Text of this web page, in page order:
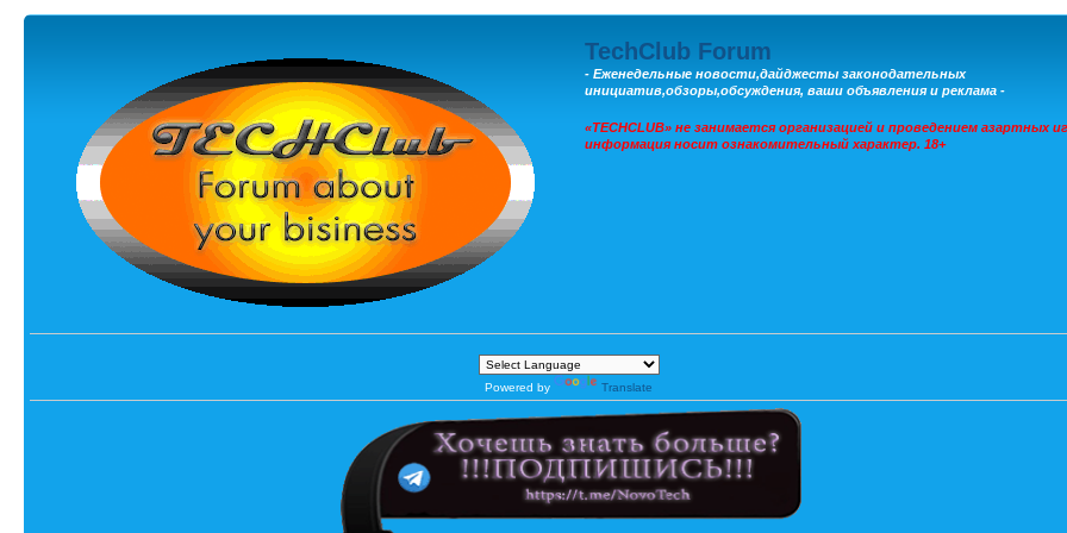
TechClub Forum
- Еженедельные новости,дайджесты законодательных
инициатив,обзоры,обсуждения, ваши объявления и реклама -
«TECHCLUB» не занимается организацией и проведением азартных
информация носит ознакомительный характер. 18+
Powered by Translate